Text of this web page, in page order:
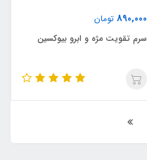
890,000 تومان
سرم تقویت مژه و ابرو بیوکسین